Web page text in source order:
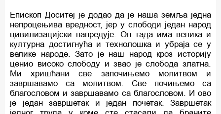
Епископ Доситеј је додао да је наша земља једна
непроцењива вредност, јер у слободи један народ
цивилизацијски напредује. Он тада има велика и
културна достигнућа и технолошка и убраја се у
велике народе. Зато је наш народ кроз историју
ценио високо слободу и звао је слобода златна.
Ми хришћани све започињемо молитвом и
завршавамо са молитвом. Све почињемо са
благословом и завршавамо са благословом. И ово
је један завршетак и један почетак. Завршетак